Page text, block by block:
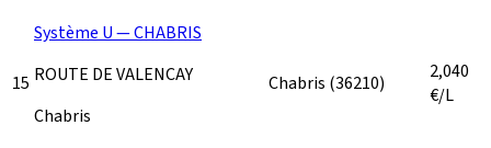
15
Système U — CHABRIS
ROUTE DE VALENCAY
Chabris
Chabris (36210)
2,040
€/L